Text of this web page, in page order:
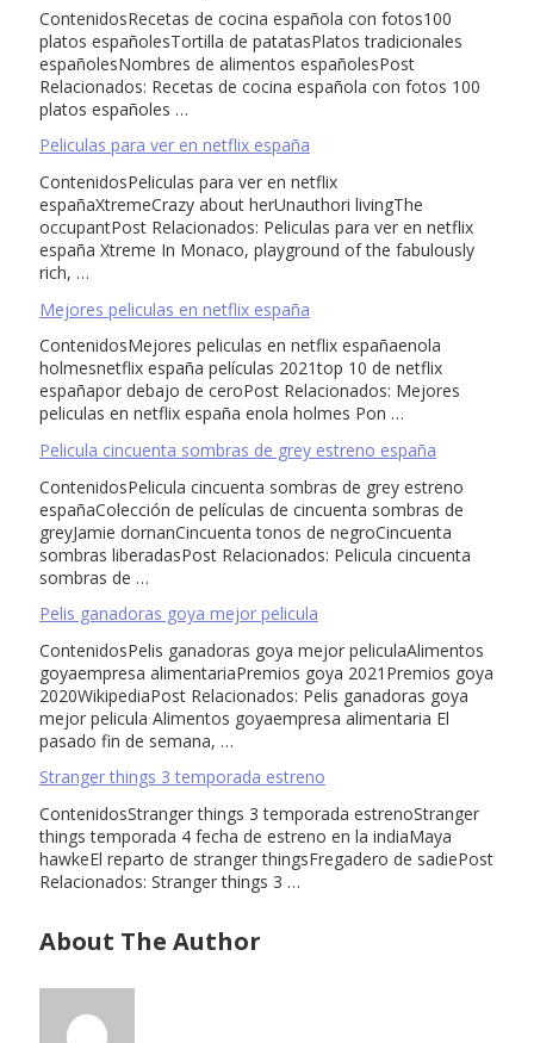
ContenidosRecetas de cocina española con fotos100
platos españolesTortilla de patatasPlatos tradicionales
españolesNombres de alimentos españolesPost
Relacionados: Recetas de cocina española con fotos 100
platos españoles …
Peliculas para ver en netflix españa
ContenidosPeliculas para ver en netflix
españaXtremeCrazy about herUnauthori livingThe
occupantPost Relacionados: Peliculas para ver en netflix
españa Xtreme In Monaco, playground of the fabulously
rich, …
Mejores peliculas en netflix españa
ContenidosMejores peliculas en netflix españaenola
holmesnetflix españa películas 2021top 10 de netflix
españapor debajo de ceroPost Relacionados: Mejores
peliculas en netflix españa enola holmes Pon …
Pelicula cincuenta sombras de grey estreno españa
ContenidosPelicula cincuenta sombras de grey estreno
españaColección de películas de cincuenta sombras de
greyJamie dornanCincuenta tonos de negroCincuenta
sombras liberadasPost Relacionados: Pelicula cincuenta
sombras de …
Pelis ganadoras goya mejor pelicula
ContenidosPelis ganadoras goya mejor peliculaAlimentos
goyaempresa alimentariaPremios goya 2021Premios goya
2020WikipediaPost Relacionados: Pelis ganadoras goya
mejor pelicula Alimentos goyaempresa alimentaria El
pasado fin de semana, …
Stranger things 3 temporada estreno
ContenidosStranger things 3 temporada estrenoStranger
things temporada 4 fecha de estreno en la indiaMaya
hawkeEl reparto de stranger thingsFregadero de sadiePost
Relacionados: Stranger things 3 …
About The Author